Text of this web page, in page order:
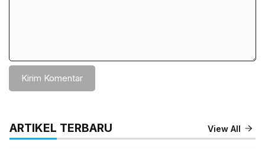
ARTIKEL TERBARU View All